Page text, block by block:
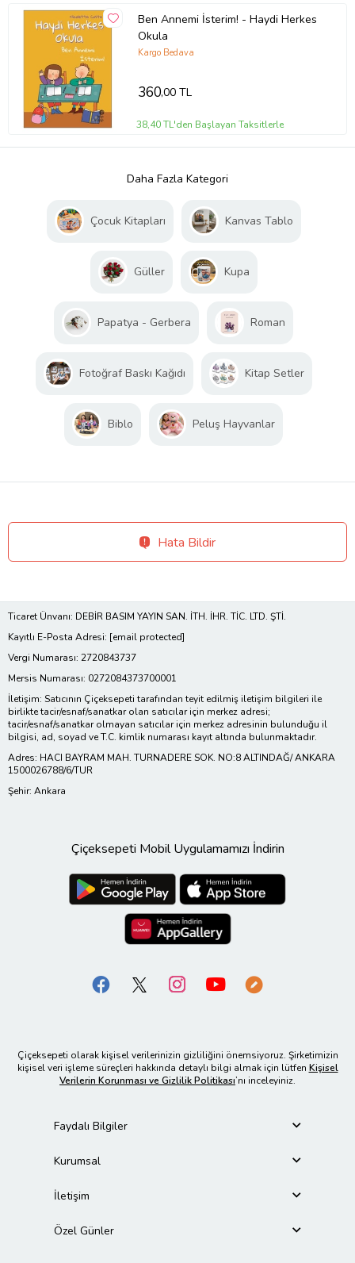
Ben Annemi İsterim! - Haydi Herkes
Okula
Kargo Bedava
360,00 TL
38,40 TL'den Başlayan Taksitlerle
Daha Fazla Kategori
Çocuk Kitapları Kanvas Tablo
Güller Kupa
Papatya - Gerbera Roman
Fotoğraf Baskı Kağıdı Kitap Setler
Biblo Peluş Hayvanlar
Hata Bildir
Ticaret Ünvanı: DEBİR BASIM YAYIN SAN. İTH. İHR. TİC. LTD. ŞTİ.
Kayıtlı E-Posta Adresi: [email protected]
Vergi Numarası: 2720843737
Mersis Numarası: 0272084373700001
İletişim: Satıcının Çiçeksepeti tarafından teyit edilmiş iletişim bilgileri ile
birlikte tacir/esnaf/sanatkar olan satıcılar için merkez adresi;
tacir/esnaf/sanatkar olmayan satıcılar için merkez adresinin bulunduğu il
bilgisi, ad, soyad ve T.C. kimlik numarası kayıt altında bulunmaktadır.
Adres: HACI BAYRAM MAH. TURNADERE SOK. NO:8 ALTINDAĞ/ ANKARA
1500026788/6/TUR
Şehir: Ankara
Çiçeksepeti Mobil Uygulamamızı İndirin
Çiçeksepeti olarak kişisel verilerinizin gizliliğini önemsiyoruz. Şirketimizin
kişisel veri işleme süreçleri hakkında detaylı bilgi almak için lütfen Kişisel
Verilerin Korunması ve Gizlilik Politikası’nı inceleyiniz.
Faydalı Bilgiler
Kurumsal
İletişim
Özel Günler